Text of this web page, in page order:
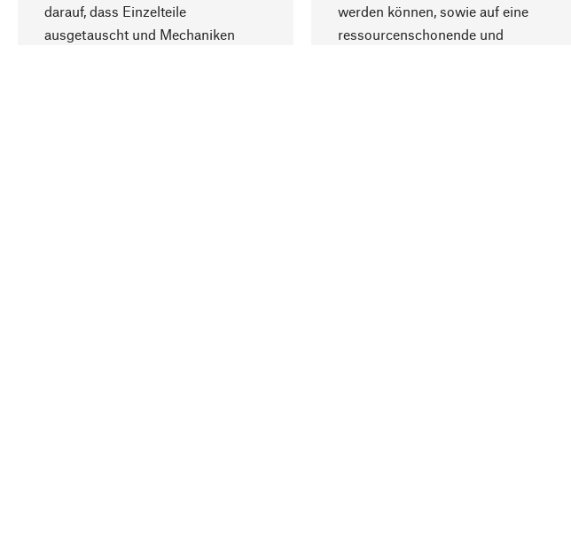
darauf, dass Einzelteile
ausgetauscht und Mechaniken
werden können, sowie auf eine
ressourcenschonende und